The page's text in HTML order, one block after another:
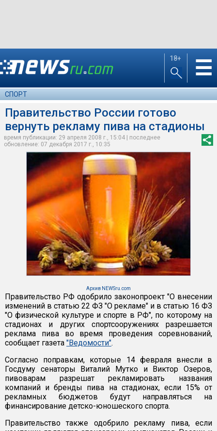
18+ ☰
СПОРТ
Правительство России готово
вернуть рекламу пива на стадионы
время публикации: 29 апреля 2008 г., 15:04 | последнее
обновление: 07 декабря 2017 г., 10:35
Архив NEWSru.com
Правительство РФ одобрило законопроект "О внесении
изменений в статью 22 ФЗ "О рекламе" и в статью 16 ФЗ
"О физической культуре и спорте в РФ", по которому на
стадионах и других спортсооружениях разрешается
реклама пива во время проведения соревнований,
сообщает газета "Ведомости".
Согласно поправкам, которые 14 февраля внесли в
Госдуму сенаторы Виталий Мутко и Виктор Озеров,
пивоварам разрешат рекламировать названия
компаний и бренды пива на стадионах, если 15% от
рекламных бюджетов будут направляться на
финансирование детско-юношеского спорта.
Правительство также одобрило рекламу пива, если